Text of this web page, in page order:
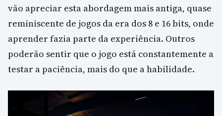
vão apreciar esta abordagem mais antiga, quase
reminiscente de jogos da era dos 8 e 16 bits, onde
aprender fazia parte da experiência. Outros
poderão sentir que o jogo está constantemente a
testar a paciência, mais do que a habilidade.